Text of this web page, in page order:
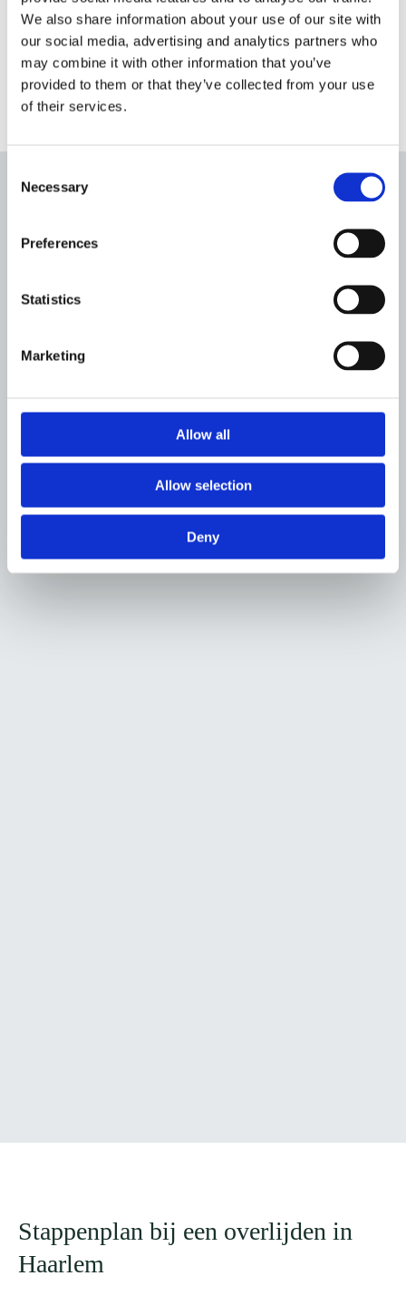
We also share information about your use of our site with
our social media, advertising and analytics partners who
may combine it with other information that you’ve
provided to them or that they’ve collected from your use
of their services.
Selection
Necessary
Preferences
Statistics
Marketing
Allow all
Allow selection
Deny
Stappenplan bij een overlijden in
Haarlem